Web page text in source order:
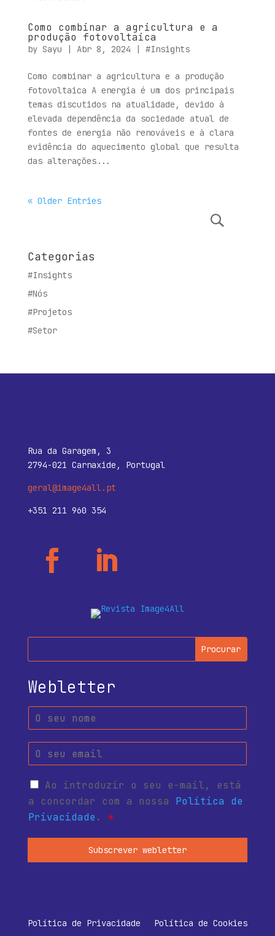
Como combinar a agricultura e a
produção fotovoltaica
by Sayu | Abr 8, 2024 | #Insights
Como combinar a agricultura e a produção
fotovoltaica A energia é um dos principais
temas discutidos na atualidade, devido à
elevada dependência da sociedade atual de
fontes de energia não renováveis e à clara
evidência do aquecimento global que resulta
das alterações...
« Older Entries
Categorias
#Insights
#Nós
#Projetos
#Setor
Rua da Garagem, 3
2794-021 Carnaxide, Portugal
geral@image4all.pt
+351 211 960 354
Webletter
Ao introduzir o seu e-mail, está
a concordar com a nossa Política de
Privacidade . *
Subscrever webletter
Política de Privacidade Política de Cookies